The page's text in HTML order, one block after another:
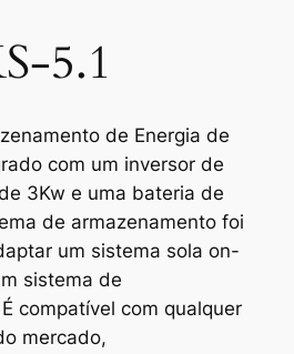
5.1
de Energia de
com um inversor de
3Kw e uma bateria de
de armazenamento foi
um sistema sola on-
sistema de
compatível com qualquer
mercado,